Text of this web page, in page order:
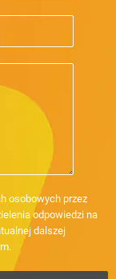
osobowych przez
odpowiedzi na
dalszej